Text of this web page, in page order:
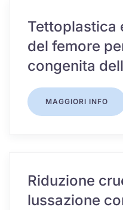
Tettoplastica
del femore
congenita
MAGGIORI INFO
Riduzione
lussazione